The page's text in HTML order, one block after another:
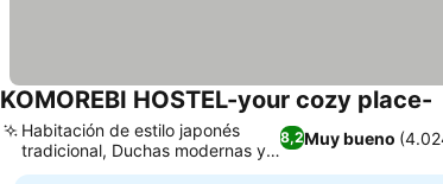
KOMOREBI HOSTEL-your cozy place-
8,2Muy bueno
Habitación de estilo japonés
tradicional, Duchas modernas y
limpias